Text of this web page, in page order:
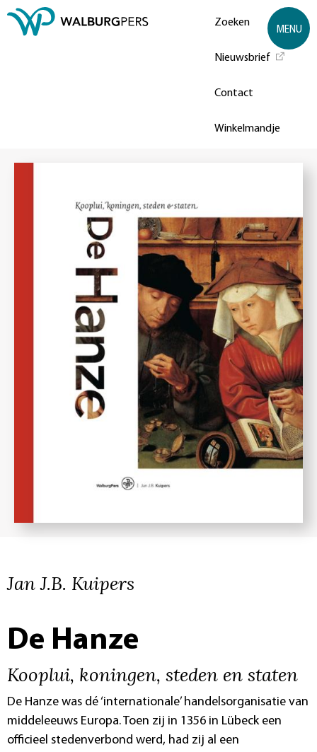
Zoeken
Nieuwsbrief
Contact
Winkelmandje
MENU
Jan J.B. Kuipers
De Hanze
Kooplui, koningen, steden en staten
De Hanze was dé ‘internationale’ handelsorganisatie van
middeleeuws Europa. Toen zij in 1356 in Lübeck een
officieel stedenverbond werd, had zij al een